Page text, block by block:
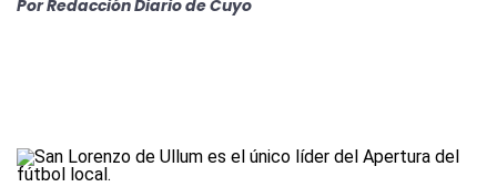
Por Redacción Diario de Cuyo